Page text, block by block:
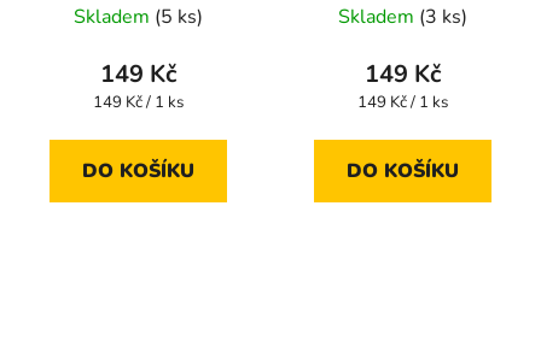
Skladem (5 ks)
149 Kč
Měrná
149 Kč / 1 ks
DO KOŠÍKU
Skladem (3 ks)
149 Kč
Měrná
149 Kč / 1 ks
DO KOŠÍKU